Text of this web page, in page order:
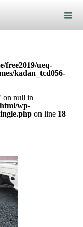
free2019/ueq-
kadan_tcd056-
on null in
wp-
on line 18